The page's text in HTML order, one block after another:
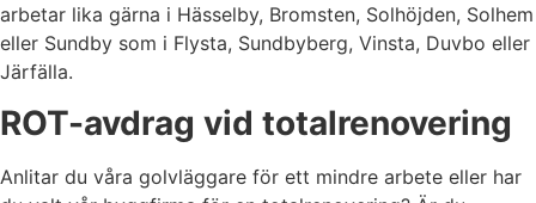
arbetar lika gärna i Hässelby, Bromsten, Solhöjden, Solhem
eller Sundby som i Flysta, Sundbyberg, Vinsta, Duvbo eller
Järfälla.
ROT-avdrag vid totalrenovering
Anlitar du våra golvläggare för ett mindre arbete eller har